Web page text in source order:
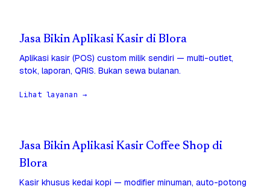
Jasa Bikin Aplikasi Kasir di Blora
Aplikasi kasir (POS) custom milik sendiri — multi-outlet,
stok, laporan, QRIS. Bukan sewa bulanan.
Lihat layanan →
Jasa Bikin Aplikasi Kasir Coffee Shop di
Blora
Kasir khusus kedai kopi — modifier minuman, auto-potong